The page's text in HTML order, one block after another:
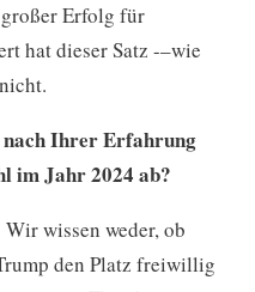
Erfolg für
hat dieser Satz -–wie
nach Ihrer Erfahrung
im Jahr 2024 ab?
wissen weder, ob
den Platz freiwillig